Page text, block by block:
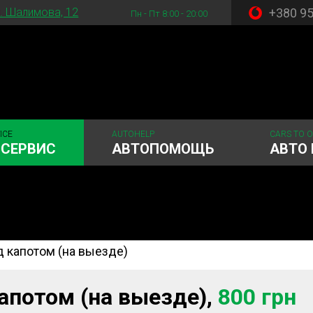
Шалимова, 12 Пн - Пт 8:00 - 20:00 +380 95
AUTOHELP
АВТОПОМОЩЬ
CARS TO
АВТО
Рулевое управления
капотом (на выезде)
(на выезде), 800 грн